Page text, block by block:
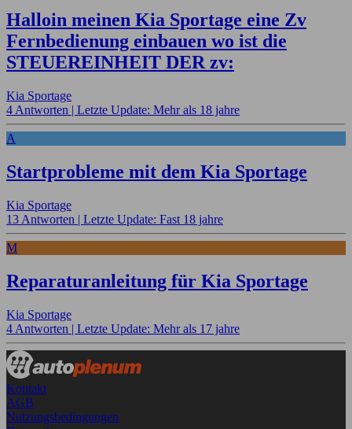
Halloin meinen Kia Sportage eine Zv
Fernbedienung einbauen wo ist die
STEUEREINHEIT DER zv:
Kia Sportage
4 Antworten | Letzte Update: Mehr als 18 jahre
A
Startprobleme mit dem Kia Sportage
Kia Sportage
13 Antworten | Letzte Update: Fast 18 jahre
M
Reparaturanleitung für Kia Sportage
Kia Sportage
4 Antworten | Letzte Update: Mehr als 17 jahre
Kontakt
AGB
Nutzungsbedingungen